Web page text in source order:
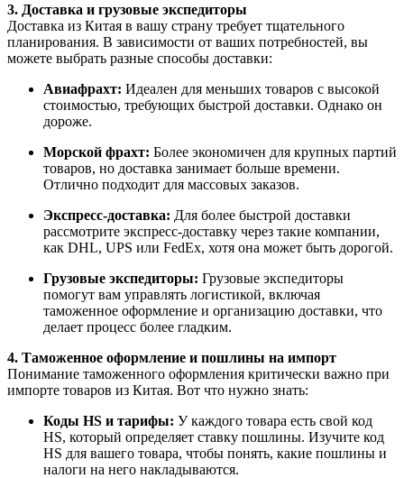
3. Доставка и грузовые экспедиторы
Доставка из Китая в вашу страну требует тщательного
планирования. В зависимости от ваших потребностей, вы
можете выбрать разные способы доставки:
Авиафрахт: Идеален для меньших товаров с высокой
стоимостью, требующих быстрой доставки. Однако он
дороже.
Морской фрахт: Более экономичен для крупных партий
товаров, но доставка занимает больше времени.
Отлично подходит для массовых заказов.
Экспресс-доставка: Для более быстрой доставки
рассмотрите экспресс-доставку через такие компании,
как DHL, UPS или FedEx, хотя она может быть дорогой.
Грузовые экспедиторы: Грузовые экспедиторы
помогут вам управлять логистикой, включая
таможенное оформление и организацию доставки, что
делает процесс более гладким.
4. Таможенное оформление и пошлины на импорт
Понимание таможенного оформления критически важно при
импорте товаров из Китая. Вот что нужно знать:
Коды HS и тарифы: У каждого товара есть свой код
HS, который определяет ставку пошлины. Изучите код
HS для вашего товара, чтобы понять, какие пошлины и
налоги на него накладываются.